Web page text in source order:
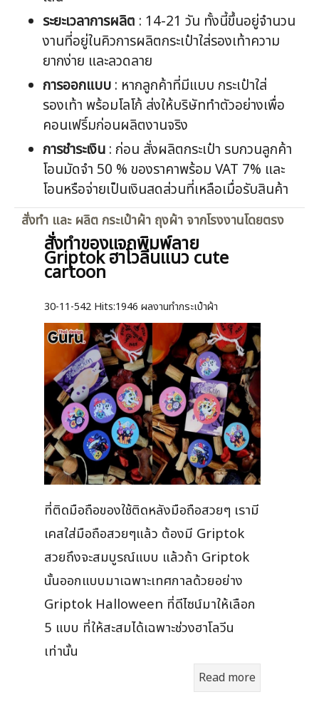
ระยะเวลาการผลิต : 14-21 วัน ทั้งนี้ขึ้นอยู่จำนวน
งานที่อยู่ในคิวการผลิตกระเป๋าใส่รองเท้าความ
ยากง่าย และลวดลาย
การออกแบบ : หากลูกค้าที่มีแบบ กระเป๋าใส่
รองเท้า พร้อมโลโก้ ส่งให้บริษัททำตัวอย่างเพื่อ
คอนเฟริ์มก่อนผลิตงานจริง
การชำระเงิน : ก่อน สั่งผลิตกระเป๋า รบกวนลูกค้า
โอนมัดจำ 50 % ของราคาพร้อม VAT 7% และ
โอนหรือจ่ายเป็นเงินสดส่วนที่เหลือเมื่อรับสินค้า
สั่งทำ และ ผลิต กระเป๋าผ้า ถุงผ้า จากโรงงานโดยตรง
สั่งทำของแจกพิมพ์ลาย
Griptok ฮาโวลีนแนว cute
cartoon
30-11-542 Hits:1946 ผลงานทำกระเป๋าผ้า
ที่ติดมือถือของใช้ติดหลังมือถือสวยๆ เรามี
เคสใส่มือถือสวยๆแล้ว ต้องมี Griptok
สวยถึงจะสมบูรณ์แบบ แล้วถ้า Griptok
นั้นออกแบบมาเฉพาะเทศกาลด้วยอย่าง
Griptok Halloween ที่ดีไซน์มาให้เลือก
5 แบบ ที่ให้สะสมได้เฉพาะช่วงฮาโลวีน
เท่านั้น
Read more